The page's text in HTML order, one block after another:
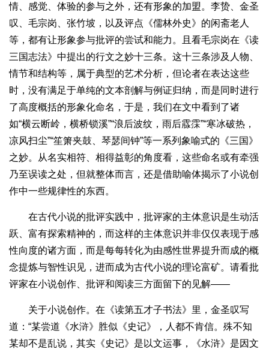
情、感觉、体验的参与之外，还有形象的加盟。李贽、金圣
叹、毛宗岗、张竹坡，以及评点《儒林外史》的闲斋老人
等，都有让形象参与批评的尝试和能力。且看毛宗岗在《读
三国志法》中提出的行文之妙十三条。这十三条涉及人物、
情节和结构等，属于典型的艺术分析，但论者在表达这些
时，没有满足于单纯的文本剖解与例证归纳，而是同时进行
了高度概括的形象化命名，于是，我们在文中看到了诸
如“横云断岭，横桥锁溪”“浪后波纹，雨后霡霂”“寒冰破热，
凉风扫尘”“笙箫夹鼓、琴瑟间钟”等一系列象喻式的《三国》
之妙。从名实相符、相得益彰的角度看，这些命名或有牵强
乃至误读之处，但就整体而言，还是借助喻体揭示了小说创
作中一些规律性的东西。
在古代小说的批评实践中，批评家的主体意识是生动活
跃、富有探索精神的，而这样的主体意识并非仅仅表现于感
性向度的诸方面，而是每每转化为由感性世界提升而成的概
念提炼与智性识见，进而成为古代小说的理论富矿。请看批
评家在小说创作、批评和阅读三方面留下的见解——
关于小说创作。在《读第五才子书法》里，金圣叹写
道：“某尝道《水浒》胜似《史记》，人都不肯信。殊不知
某却不是乱说，其实《史记》是以文运事，《水浒》是因文